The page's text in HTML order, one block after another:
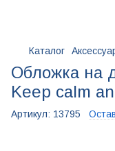
Каталог
Обложка на
Keep calm
Артикул: 13795